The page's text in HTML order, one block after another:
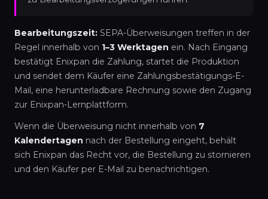
Bearbeitungszeit: SEPA-Überweisungen treffen in der
Regel innerhalb von 1–3 Werktagen ein. Nach Eingang
bestätigt Enixpan die Zahlung, startet die Produktion
und sendet dem Käufer eine Zahlungsbestätigungs-E-
Mail, eine herunterladbare Rechnung sowie den Zugang
zur Enixpan-Lernplattform.
Wenn die Überweisung nicht innerhalb von 7
Kalendertagen nach der Bestellung eingeht, behält
sich Enixpan das Recht vor, die Bestellung zu stornieren
und den Käufer per E-Mail zu benachrichtigen.